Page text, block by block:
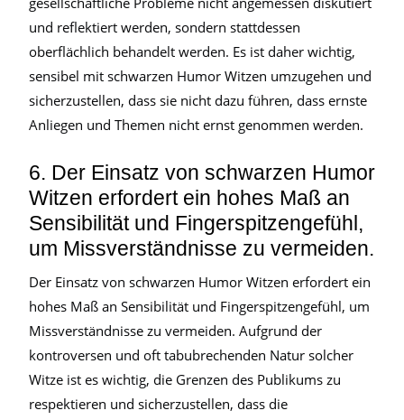
und reflektiert werden, sondern stattdessen
oberflächlich behandelt werden. Es ist daher wichtig,
sensibel mit schwarzen Humor Witzen umzugehen und
sicherzustellen, dass sie nicht dazu führen, dass ernste
Anliegen und Themen nicht ernst genommen werden.
6. Der Einsatz von schwarzen Humor
Witzen erfordert ein hohes Maß an
Sensibilität und Fingerspitzengefühl,
um Missverständnisse zu vermeiden.
Der Einsatz von schwarzen Humor Witzen erfordert ein
hohes Maß an Sensibilität und Fingerspitzengefühl, um
Missverständnisse zu vermeiden. Aufgrund der
kontroversen und oft tabubrechenden Natur solcher
Witze ist es wichtig, die Grenzen des Publikums zu
respektieren und sicherzustellen, dass die